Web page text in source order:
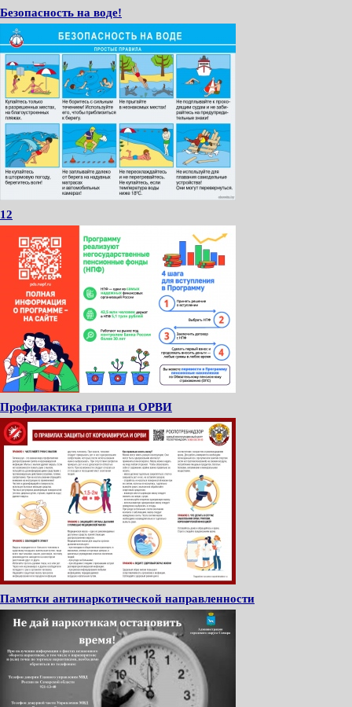
Безопасность на воде!
12
Профилактика гриппа и ОРВИ
Памятки антинаркотической направленности